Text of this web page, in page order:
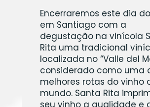
Encerraremos este dia
em Santiago com a
degustação na vinícola
Rita uma tradicional
localizada no “Valle del
considerado como uma
melhores rotas do vinho
mundo. Santa Rita
seu vinho a qualidade e